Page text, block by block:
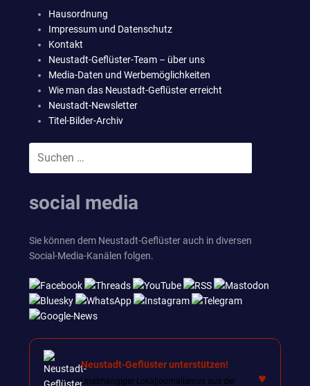
Hausordnung
Impressum und Datenschutz
Kontakt
Neustadt-Geflüster-Team – über uns
Media-Daten und Werbemöglichkeiten
Wie man das Neustadt-Geflüster erreicht
Neustadt-Newsletter
Titel-Bilder-Archiv
social media
Sie können dem Neustadt-Geflüster auch in diversen
Social-Media-Kanälen folgen.
Neustadt-Geflüster unterstützen!
Unabhängiger Lokaljournalismus aus der ♥